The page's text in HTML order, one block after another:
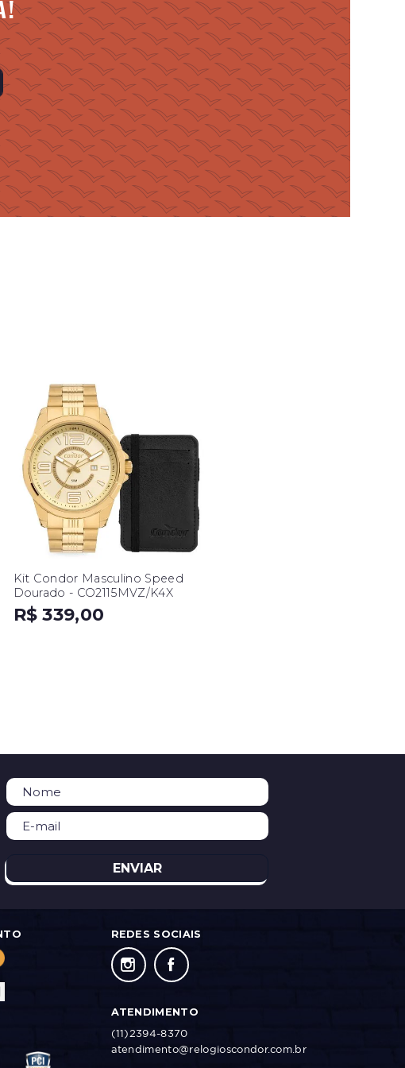
Kit Condor Masculino Speed
Dourado - CO2115MVZ/K4X
R$ 339,00
ENVIAR
REDES SOCIAIS
ATENDIMENTO
(11)2394-8370
atendimento@relogioscondor.com.br